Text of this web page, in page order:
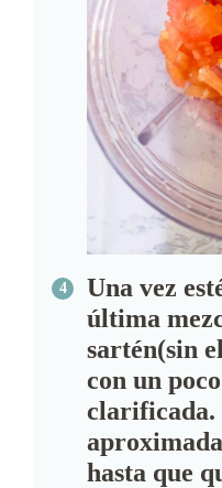
Una vez
última
sartén(sin
con un
clarificada.
hasta que